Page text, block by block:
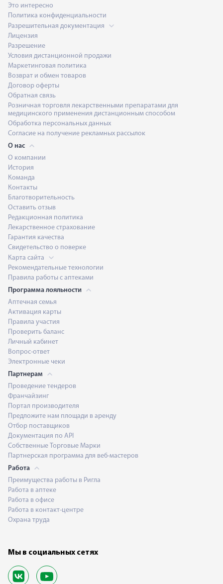
Это интересно
Политика конфиденциальности
Разрешительная документация
Лицензия
Разрешение
Условия дистанционной продажи
Маркетинговая политика
Возврат и обмен товаров
Договор оферты
Обратная связь
Розничная торговля лекарственными препаратами для
медицинского применения дистанционным способом
Обработка персональных данных
Согласие на получение рекламных рассылок
О нас
О компании
История
Команда
Контакты
Благотворительность
Оставить отзыв
Редакционная политика
Лекарственное страхование
Гарантия качества
Свидетельство о поверке
Карта сайта
Рекомендательные технологии
Правила работы с аптеками
Программа лояльности
Аптечная семья
Активация карты
Правила участия
Проверить баланс
Личный кабинет
Вопрос-ответ
Электронные чеки
Партнерам
Проведение тендеров
Франчайзинг
Портал производителя
Предложите нам площади в аренду
Отбор поставщиков
Документация по API
Собственные Торговые Марки
Партнерская программа для веб-мастеров
Работа
Преимущества работы в Ригла
Работа в аптеке
Работа в офисе
Работа в контакт-центре
Охрана труда
Мы в социальных сетях